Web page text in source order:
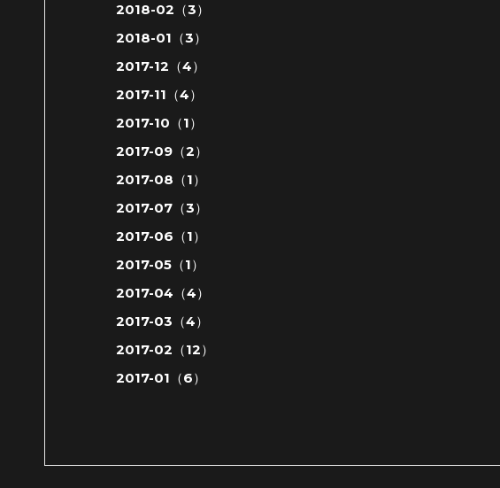
2018-02（3）
2018-01（3）
2017-12（4）
2017-11（4）
2017-10（1）
2017-09（2）
2017-08（1）
2017-07（3）
2017-06（1）
2017-05（1）
2017-04（4）
2017-03（4）
2017-02（12）
2017-01（6）